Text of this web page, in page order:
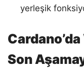
yerleşik
Son